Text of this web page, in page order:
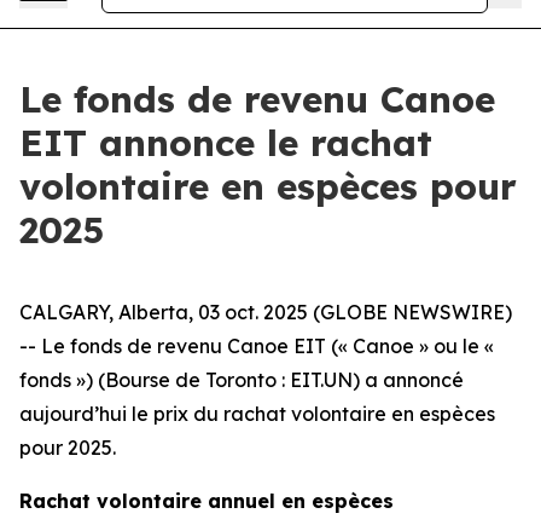
Le fonds de revenu Canoe
EIT annonce le rachat
volontaire en espèces pour
2025
CALGARY, Alberta, 03 oct. 2025 (GLOBE NEWSWIRE)
-- Le fonds de revenu Canoe EIT (« Canoe » ou le «
fonds ») (Bourse de Toronto : EIT.UN) a annoncé
aujourd’hui le prix du rachat volontaire en espèces
pour 2025.
Rachat volontaire annuel en espèces